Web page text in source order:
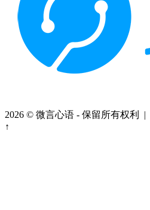
2026 © 微言心语 - 保留所有权利 |
↑